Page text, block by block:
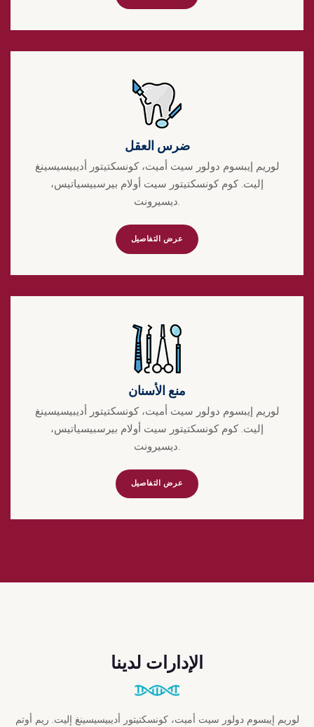
ضرس العقل
لوريم إيبسوم دولور سيت أميت، كونسكتيتور أديبيسيسينغ
إليت. كوم كونسكتيتور سيت أولام بيرسبيسياتيس،
ديسيرونت.
عرض التفاصيل
منع الأسنان
لوريم إيبسوم دولور سيت أميت، كونسكتيتور أديبيسيسينغ
إليت. كوم كونسكتيتور سيت أولام بيرسبيسياتيس،
ديسيرونت.
عرض التفاصيل
الإدارات لدينا
لوريم إيبسوم دولور سيت أميت، كونسكتيتور أديبيسيسينغ إليت. ريم أوتم